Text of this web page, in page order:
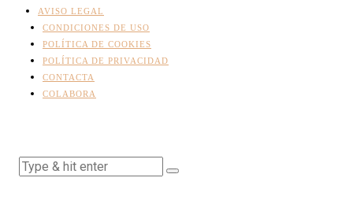
AVISO LEGAL
CONDICIONES DE USO
POLÍTICA DE COOKIES
POLÍTICA DE PRIVACIDAD
CONTACTA
COLABORA